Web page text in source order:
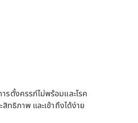
ตั้งครรภ์ไม่พร้อมและโรค
ธิภาพ และเข้าถึงได้ง่าย